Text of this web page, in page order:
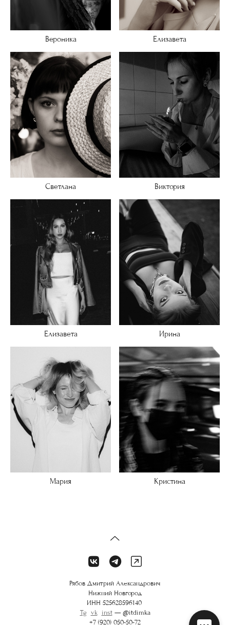
Вероника Елизавета
Светлана Виктория
Елизавета Ирина
Мария Кристина
Рябов Дмитрий Александрович
Нижний Новгород
ИНН 525628596140
Tg vk inst— @itdimka
+7 (920) 050-50-72